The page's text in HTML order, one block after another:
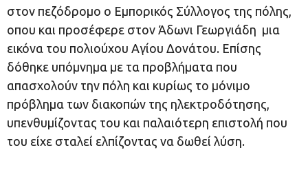
στον πεζόδρομο ο Εμπορικός Σύλλογος της πόλης,
οπου και προσέφερε στον Άδωνι Γεωργιάδη μια
εικόνα του πολιούχου Αγίου Δονάτου. Επίσης
δόθηκε υπόμνημα με τα προβλήματα που
απασχολούν την πόλη και κυρίως το μόνιμο
πρόβλημα των διακοπών της ηλεκτροδότησης,
υπενθυμίζοντας του και παλαιότερη επιστολή που
του είχε σταλεί ελπίζοντας να δωθεί λύση.